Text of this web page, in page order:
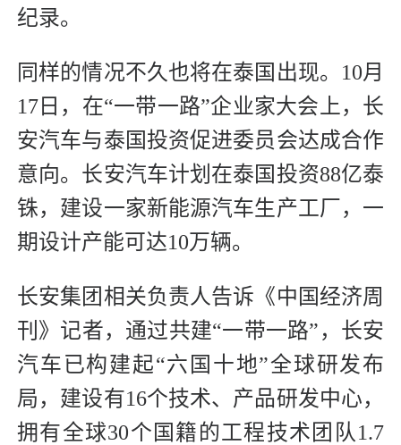
纪录。
同样的情况不久也将在泰国出现。10月
17日，在“一带一路”企业家大会上，长
安汽车与泰国投资促进委员会达成合作
意向。长安汽车计划在泰国投资88亿泰
铢，建设一家新能源汽车生产工厂，一
期设计产能可达10万辆。
长安集团相关负责人告诉《中国经济周
刊》记者，通过共建“一带一路”，长安
汽车已构建起“六国十地”全球研发布
局，建设有16个技术、产品研发中心，
拥有全球30个国籍的工程技术团队1.7